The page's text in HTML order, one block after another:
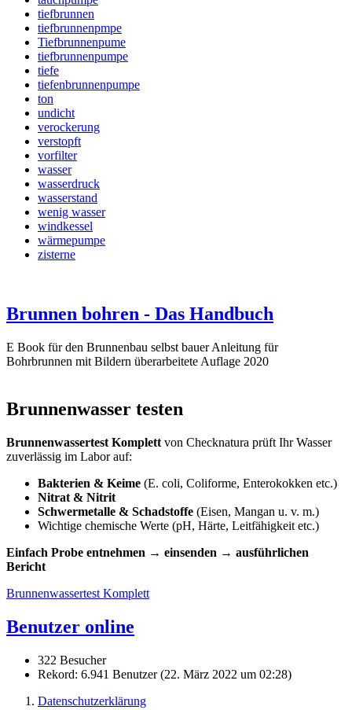
tiefbrunnen
tiefbrunnenpmpe
Tiefbrunnenpume
tiefbrunnenpumpe
tiefe
tiefenbrunnenpumpe
ton
undicht
verockerung
verstopft
vorfilter
wasser
wasserdruck
wasserstand
wenig wasser
windkessel
wärmepumpe
zisterne
Brunnen bohren - Das Handbuch
E Book für den Brunnenbau selbst bauer Anleitung für
Bohrbrunnen mit Bildern überarbeitete Auflage 2020
Brunnenwasser testen
Brunnenwassertest Komplett von Checknatura prüft Ihr Wasser
zuverlässig im Labor auf:
Bakterien & Keime (E. coli, Coliforme, Enterokokken etc.)
Nitrat & Nitrit
Schwermetalle & Schadstoffe (Eisen, Mangan u. v. m.)
Wichtige chemische Werte (pH, Härte, Leitfähigkeit etc.)
Einfach Probe entnehmen → einsenden → ausführlichen
Bericht
Brunnenwassertest Komplett
Benutzer online
322 Besucher
Rekord: 6.941 Benutzer (22. März 2022 um 02:28)
Datenschutzerklärung